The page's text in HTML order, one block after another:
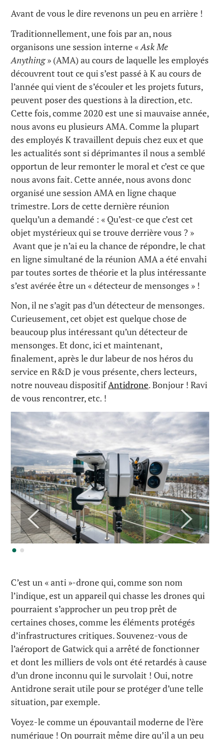
Avant de vous le dire revenons un peu en arrière !
Traditionnellement, une fois par an, nous
organisons une session interne « Ask Me
Anything» (AMA) au cours de laquelle les employés
découvrent tout ce qui s’est passé à K au cours de
l’année qui vient de s’écouler et les projets futurs,
peuvent poser des questions à la direction, etc.
Cette fois, comme 2020 est une si mauvaise année,
nous avons eu plusieurs AMA. Comme la plupart
des employés K travaillent depuis chez eux et que
les actualités sont si déprimantes il nous a semblé
opportun de leur remonter le moral et c’est ce que
nous avons fait. Cette année, nous avons donc
organisé une session AMA en ligne chaque
trimestre. Lors de cette dernière réunion
quelqu’un a demandé : « Qu’est-ce que c’est cet
objet mystérieux qui se trouve derrière vous ? »
Avant que je n’ai eu la chance de répondre, le chat
en ligne simultané de la réunion AMA a été envahi
par toutes sortes de théorie et la plus intéressante
s’est avérée être un « détecteur de mensonges » !
Non, il ne s’agit pas d’un détecteur de mensonges.
Curieusement, cet objet est quelque chose de
beaucoup plus intéressant qu’un détecteur de
mensonges. Et donc, ici et maintenant,
finalement, après le dur labeur de nos héros du
service en R&D je vous présente, chers lecteurs,
notre nouveau dispositifAntidrone. Bonjour ! Ravi
de vous rencontrer, etc. !
C’est un « anti »-drone qui, comme son nom
l’indique, est un appareil qui chasse les drones qui
pourraient s’approcher un peu trop prêt de
certaines choses, comme les éléments protégés
d’infrastructures critiques. Souvenez-vous de
l’aéroport de Gatwick qui a arrêté de fonctionner
et dont les milliers de vols ont été retardés à cause
d’un drone inconnu qui le survolait ! Oui, notre
Antidrone serait utile pour se protéger d’une telle
situation, par exemple.
Voyez-le comme un épouvantail moderne de l’ère
numérique ! On pourrait même dire qu’il a un peu